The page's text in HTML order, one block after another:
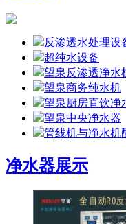
反渗透水处理设
超纯水设备
望泉反渗透净水
望泉商务纯水机
望泉厨房直饮净
望泉中央净水器
管线机与净水机
净水器展示